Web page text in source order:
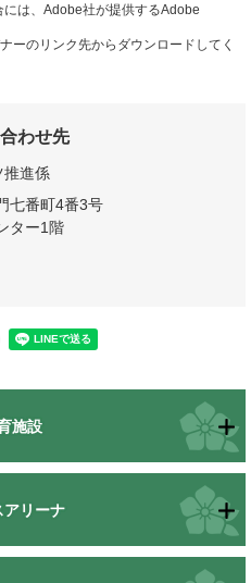
は、Adobe社が提供するAdobe
ーのリンク先からダウンロードしてく
わせ先
推進係
七番町4番3号
ター1階
施設
アリーナ